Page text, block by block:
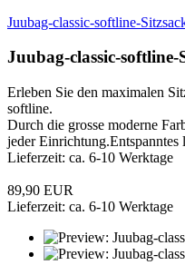
Juubag-classic-softline-
Juubag-classic-
Erleben Sie den maximalen
softline.
Durch die grosse moderne
jeder
Lieferzeit: ca. 6-10 Werktage
89,90 EUR
Lieferzeit: ca. 6-10 Werktage